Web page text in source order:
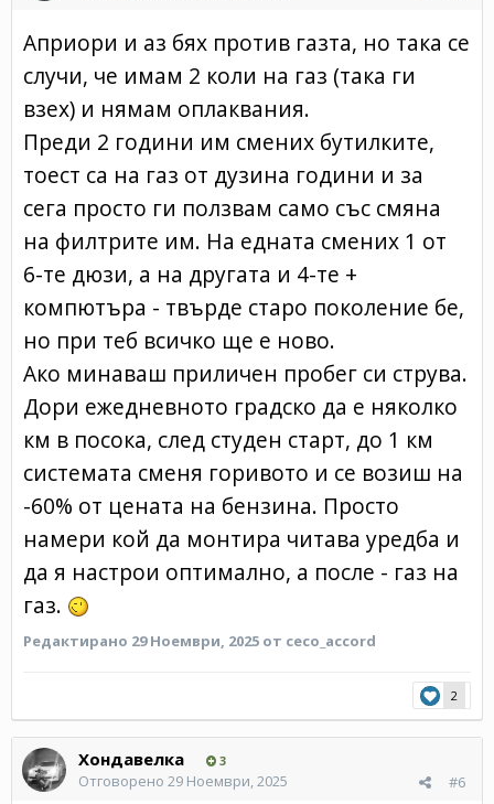
Априори и аз бях против газта, но така се
случи, че имам 2 коли на газ (така ги
взех) и нямам оплаквания.
Преди 2 години им смених бутилките,
тоест са на газ от дузина години и за
сега просто ги ползвам само със смяна
на филтрите им. На едната смених 1 от
6-те дюзи, а на другата и 4-те +
компютъра - твърде старо поколение бе,
но при теб всичко ще е ново.
Ако минаваш приличен пробег си струва.
Дори ежедневното градско да е няколко
км в посока, след студен старт, до 1 км
системата сменя горивото и се возиш на
-60% от цената на бензина. Просто
намери кой да монтира читава уредба и
да я настрои оптимално, а после - газ на
газ.
Редактирано 29 Ноември, 2025 от ceco_accord
2
Хондавелка 3
#6
Отговорено 29 Ноември, 2025